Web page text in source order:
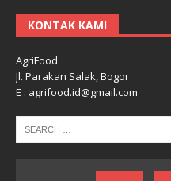
KONTAK KAMI
AgriFood
Jl. Parakan Salak, Bogor
E : agrifood.id@gmail.com